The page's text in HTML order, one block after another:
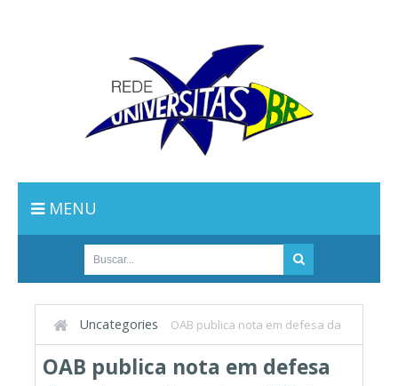
MENU
Uncategories OAB publica nota em defesa da
autonomia universitária
OAB publica nota em defesa